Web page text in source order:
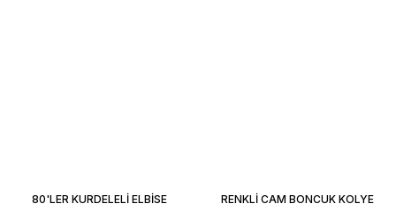
80'LER KURDELELİ ELBİSE RENKLİ CAM BONCUK KOLYE